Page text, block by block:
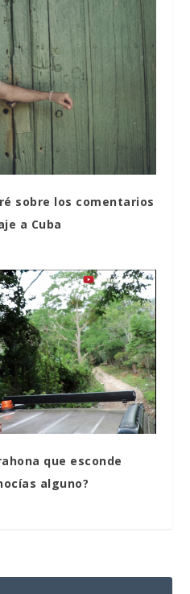
sobre los comentarios
a Cuba
que esconde
alguno?